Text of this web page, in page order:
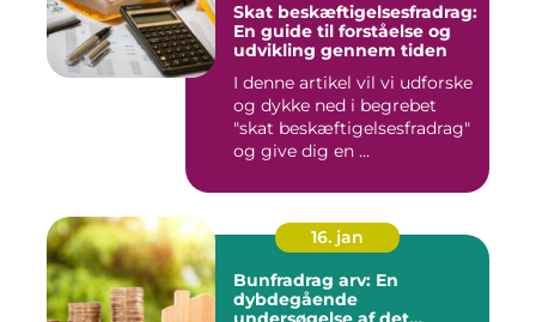
Skat beskæftigelsesfradrag:
En guide til forståelse og
udvikling gennem tiden
I denne artikel vil vi udforske
og dykke ned i begrebet
"skat beskæftigelsesfradrag"
og give dig en ...
16. jan
Bunfradrag arv: En
dybdegående